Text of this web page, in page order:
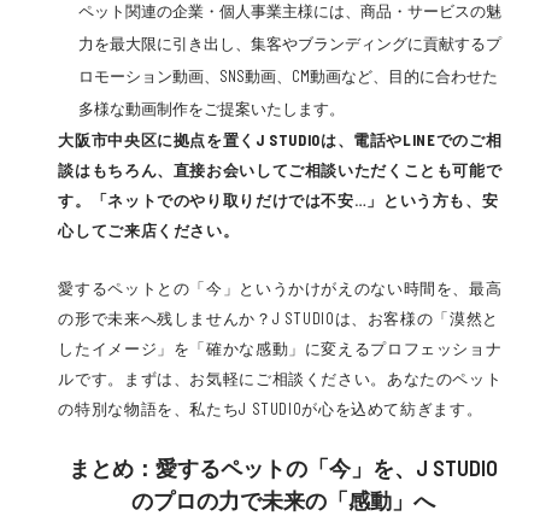
ペット関連の企業・個人事業主様には、商品・サービスの魅
力を最大限に引き出し、集客やブランディングに貢献するプ
ロモーション動画、SNS動画、CM動画など、目的に合わせた
多様な動画制作をご提案いたします。
大阪市中央区に拠点を置くJ STUDIOは、電話やLINEでのご相
談はもちろん、直接お会いしてご相談いただくことも可能で
す。「ネットでのやり取りだけでは不安…」という方も、安
心してご来店ください。
愛するペットとの「今」というかけがえのない時間を、最高
の形で未来へ残しませんか？J STUDIOは、お客様の「漠然と
したイメージ」を「確かな感動」に変えるプロフェッショナ
ルです。まずは、お気軽にご相談ください。あなたのペット
の特別な物語を、私たちJ STUDIOが心を込めて紡ぎます。
まとめ：愛するペットの「今」を、J STUDIO
のプロの力で未来の「感動」へ